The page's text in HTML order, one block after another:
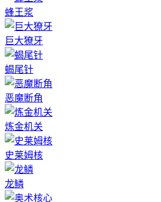
蜂王浆
巨大獠牙
蝎尾针
恶魔断角
炼金机关
史莱姆核
龙鳞